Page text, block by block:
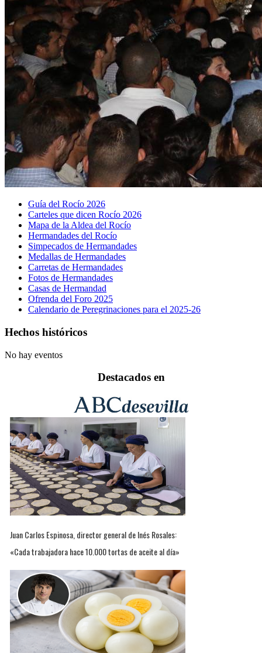
Guía del Rocío 2026
Carteles que dicen Rocío 2026
Mapa de la Aldea del Rocío
Hermandades del Rocío
Simpecados de Hermandades
Medallas de Hermandades
Carretas de Hermandades
Fotos de Hermandades
Casas de Hermandad
Ofrenda del Foro 2025
Calendario de Peregrinaciones para el 2025-26
Hechos históricos
No hay eventos
Destacados en
Juan Carlos Espinosa, director general de Inés Rosales:
«Cada trabajadora hace 10.000 tortas de aceite al día»